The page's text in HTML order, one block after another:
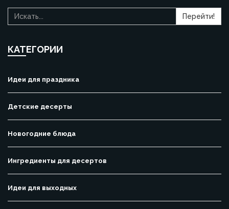
Перейти!
КАТЕГОРИИ
Идеи для праздника
Детские десерты
Новогодние блюда
Ингредиенты для десертов
Идеи для выходных